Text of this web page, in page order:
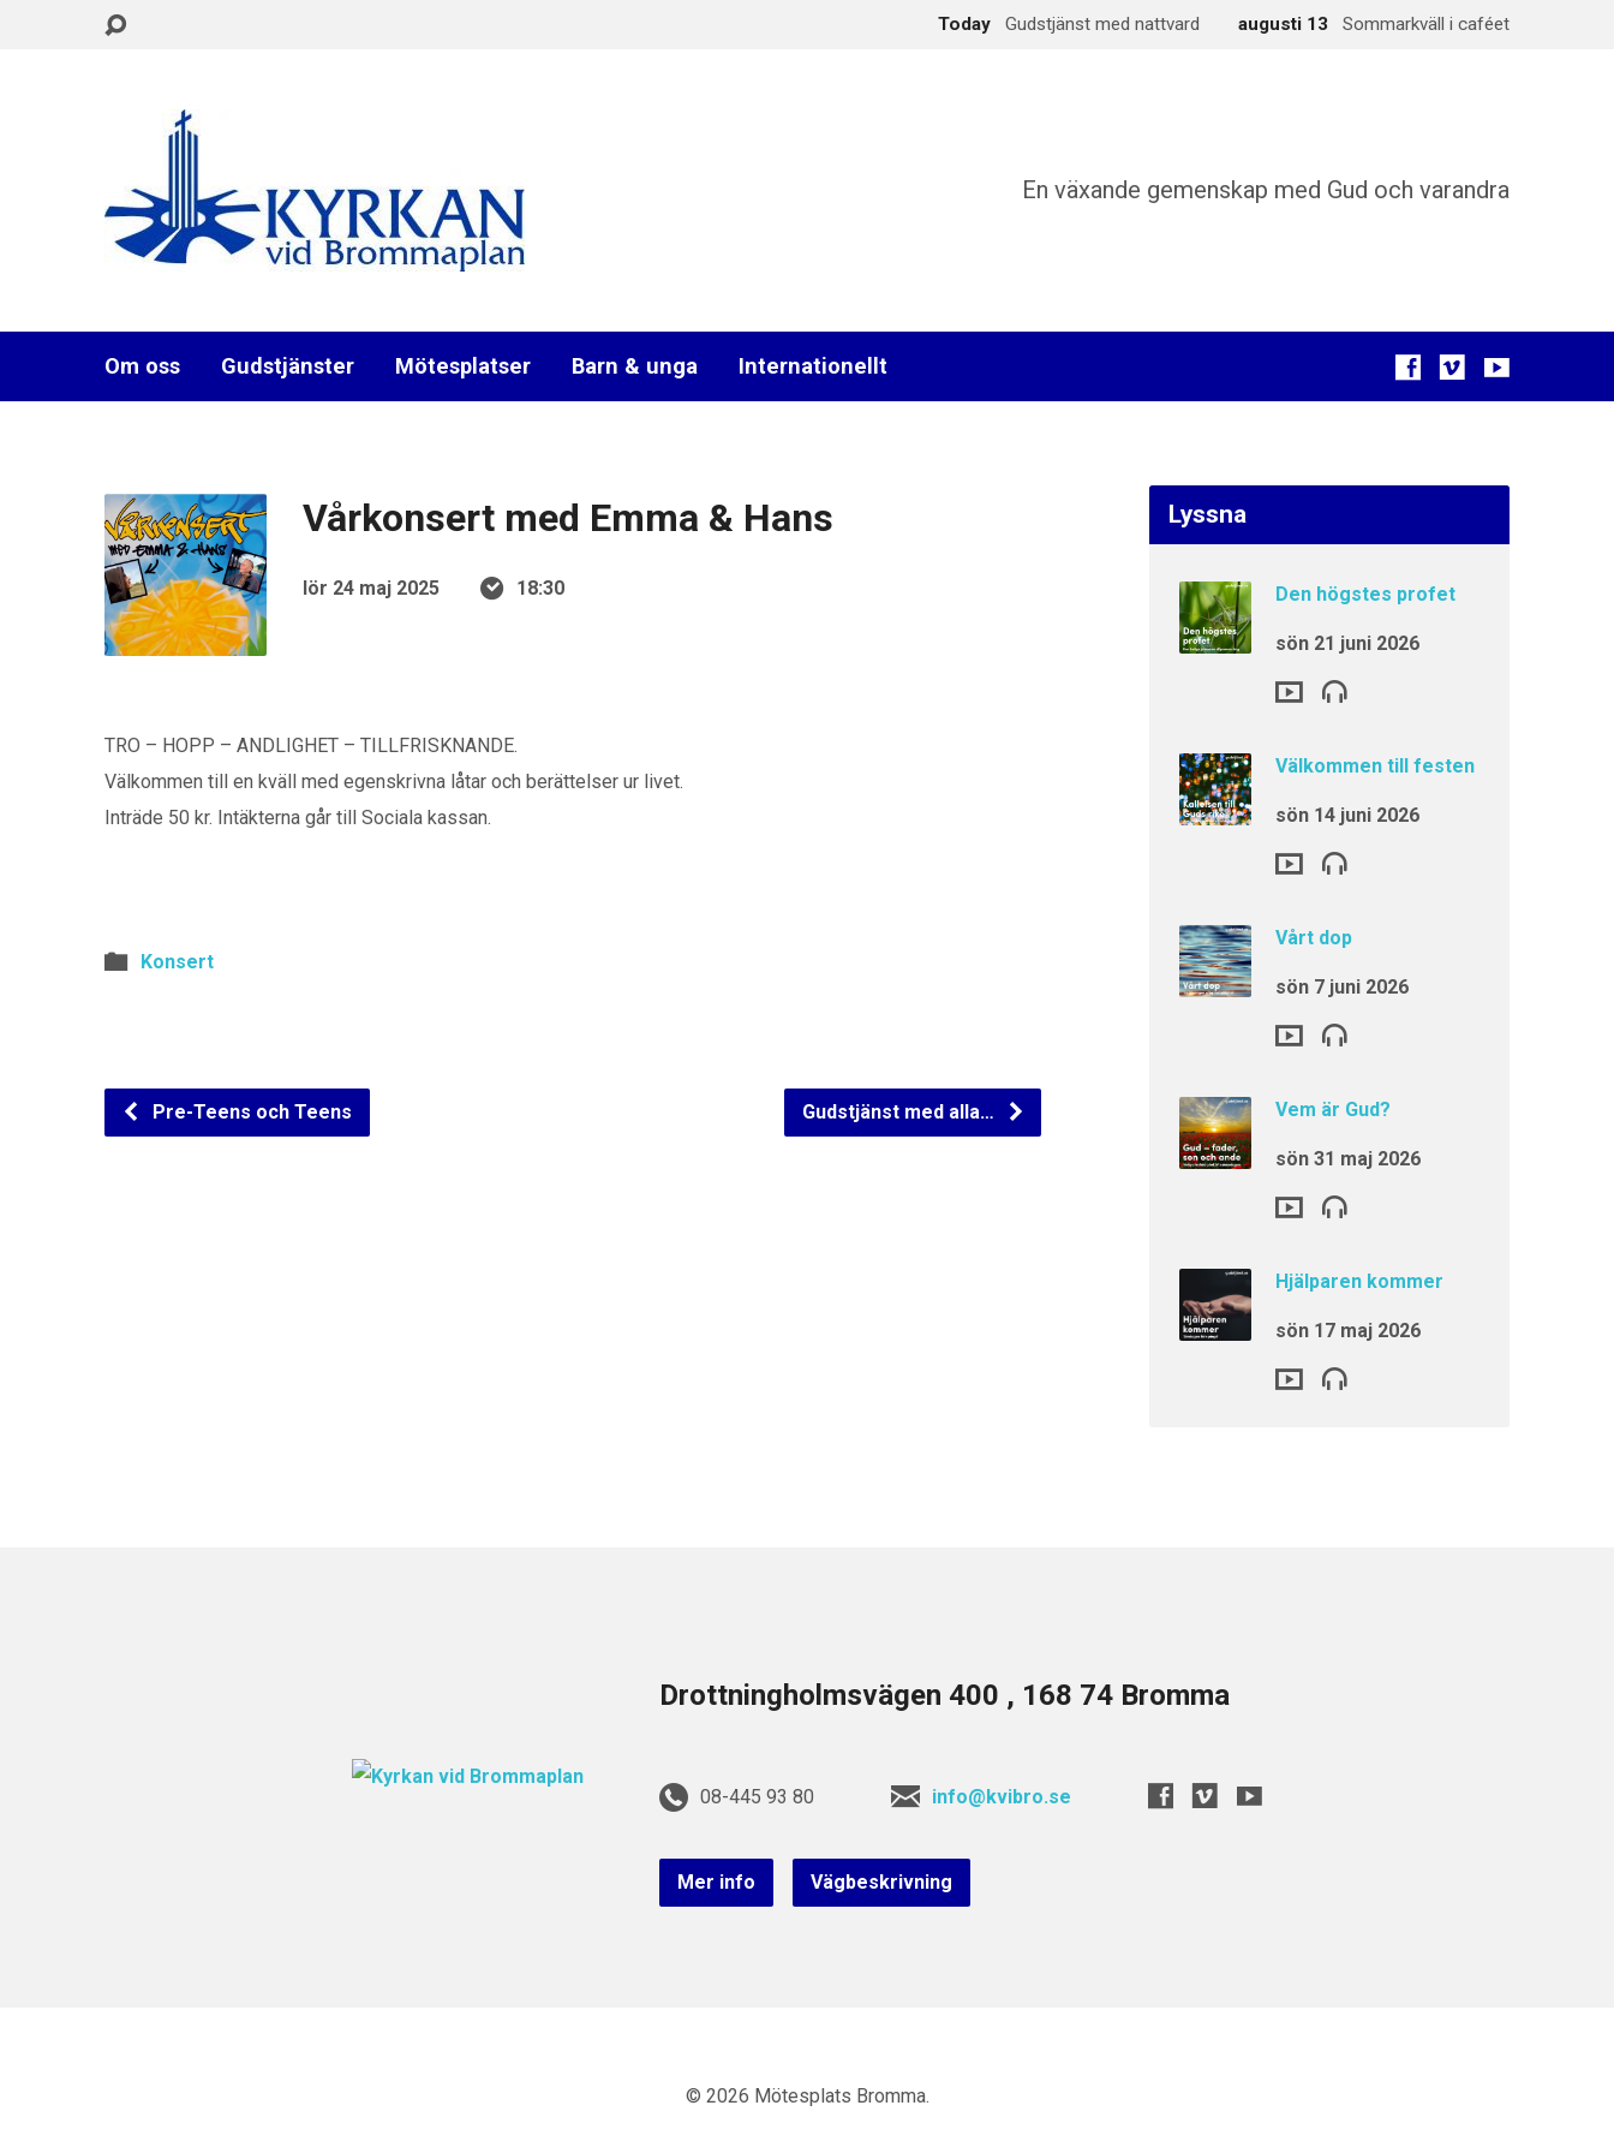
Today Gudstjänst med nattvard augusti 13 Sommarkväll i caféet
En växande gemenskap med Gud och varandra
Om oss Gudstjänster Mötesplatser Barn & unga Internationellt
Vårkonsert med Emma & Hans
lör 24 maj 2025 18:30
TRO – HOPP – ANDLIGHET – TILLFRISKNANDE.
Välkommen till en kväll med egenskrivna låtar och berättelser ur livet.
Inträde 50 kr. Intäkterna går till Sociala kassan.
Konsert
Pre-Teens och Teens Gudstjänst med alla…
Lyssna
Den högstes profet
sön 21 juni 2026
Välkommen till festen
sön 14 juni 2026
Vårt dop
sön 7 juni 2026
Vem är Gud?
sön 31 maj 2026
Hjälparen kommer
sön 17 maj 2026
Drottningholmsvägen 400 , 168 74 Bromma
08-445 93 80 info@kvibro.se
Mer info Vägbeskrivning
© 2026 Mötesplats Bromma.